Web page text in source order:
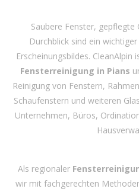
Saubere Fenster, gepflegte
Durchblick sind ein
Erscheinungsbildes. CleanAlpin
Fensterreinigung in Pians
Reinigung von Fenstern,
Schaufenstern und weiteren
Unternehmen, Büros,
Als regionaler
wir mit fachgerechten